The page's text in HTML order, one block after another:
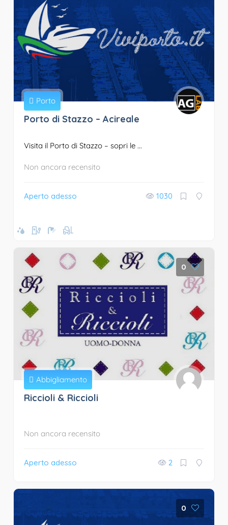
Porto
Porto di Stazzo – Acireale
Visita il Porto di Stazzo – sopri le ...
Non ancora recensito
Aperto adesso 1030
0
Abbigliamento
Riccioli & Riccioli
Non ancora recensito
Aperto adesso 2
0